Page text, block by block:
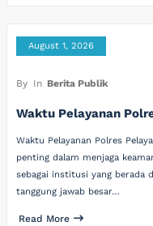
August 1, 2026
By In Berita Publik
Waktu Pelayanan
Waktu Pelayanan Polres
penting dalam menjaga
sebagai institusi yang berada
tanggung jawab besar…
Read More